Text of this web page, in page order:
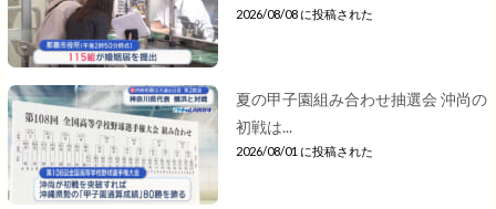
2026/08/08 に投稿された
夏の甲子園組み合わせ抽選会 沖尚の
初戦は...
2026/08/01 に投稿された